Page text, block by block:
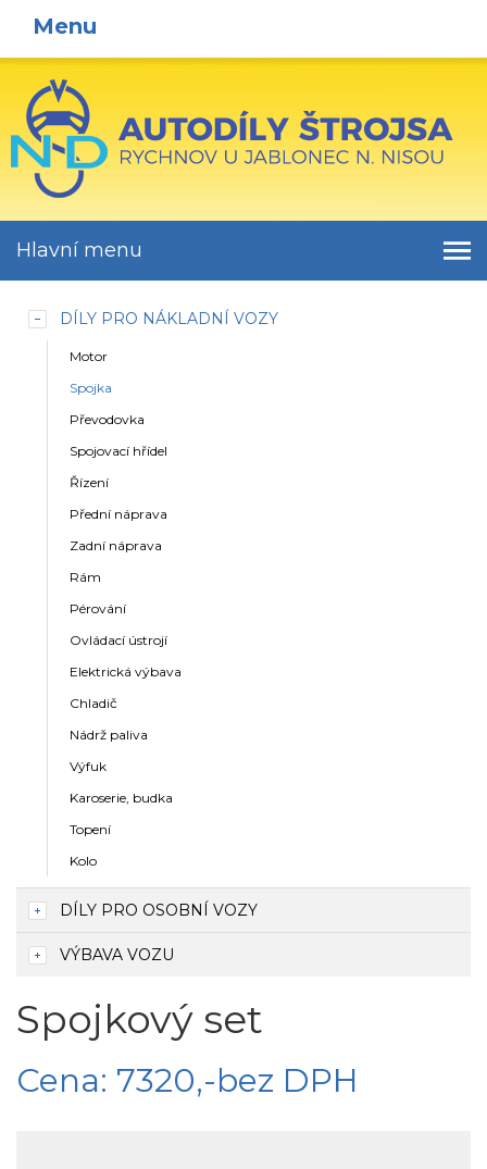
Menu
Hlavní menu
DÍLY PRO NÁKLADNÍ VOZY
Motor
Spojka
Převodovka
Spojovací hřídel
Řízení
Přední náprava
Zadní náprava
Rám
Pérování
Ovládací ústrojí
Elektrická výbava
Chladič
Nádrž paliva
Výfuk
Karoserie, budka
Topení
Kolo
DÍLY PRO OSOBNÍ VOZY
VÝBAVA VOZU
Spojkový set
Cena: 7320,-bez DPH